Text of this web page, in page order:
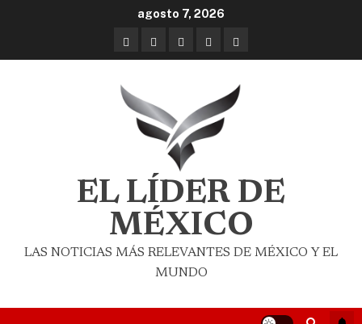
agosto 7, 2026
EL LÍDER DE
MÉXICO
LAS NOTICIAS MÁS RELEVANTES DE MÉXICO Y EL
MUNDO